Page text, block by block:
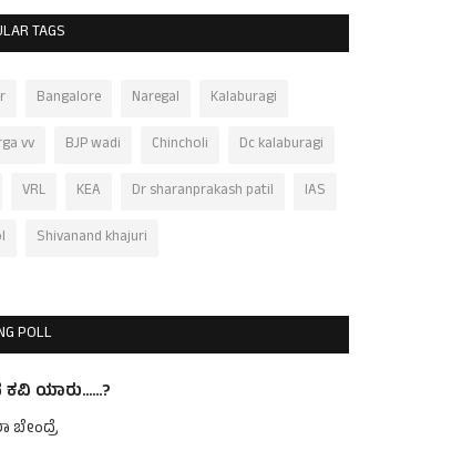
TAGS
Bangalore Naregal
Kalaburagi
vv
BJP wadi Chincholi
Dc kalaburagi
VRL KEA Dr sharanprakash patil
IAS
Shivanand khajuri
POLL
ಯಾರು......?
ಬೇಂದ್ರೆ